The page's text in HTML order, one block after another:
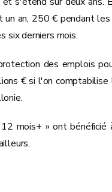
an, 250 € pendant les
six derniers mois.
des emplois
€ si l'on comptabilise
mois+ » ont bénéficié